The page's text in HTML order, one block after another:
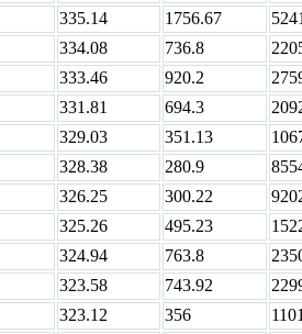
335.14 1756.67
334.08 736.8
333.46 920.2
331.81 694.3
329.03 351.13
328.38 280.9
326.25 300.22
325.26 495.23
324.94 763.8
323.58 743.92
323.12 356